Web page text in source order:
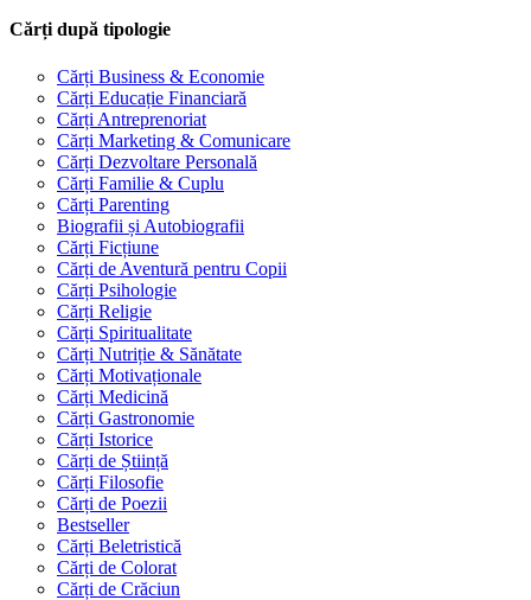
Cărți după tipologie
Cărți Business & Economie
Cărți Educație Financiară
Cărți Antreprenoriat
Cărți Marketing & Comunicare
Cărți Dezvoltare Personală
Cărți Familie & Cuplu
Cărți Parenting
Biografii și Autobiografii
Cărți Ficțiune
Cărți de Aventură pentru Copii
Cărți Psihologie
Cărți Religie
Cărți Spiritualitate
Cărți Nutriție & Sănătate
Cărți Motivaționale
Cărți Medicină
Cărți Gastronomie
Cărți Istorice
Cărți de Știință
Cărți Filosofie
Cărți de Poezii
Bestseller
Cărți Beletristică
Cărți de Colorat
Cărți de Crăciun